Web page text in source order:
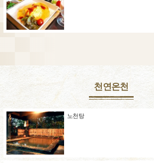
천연온천
노천탕